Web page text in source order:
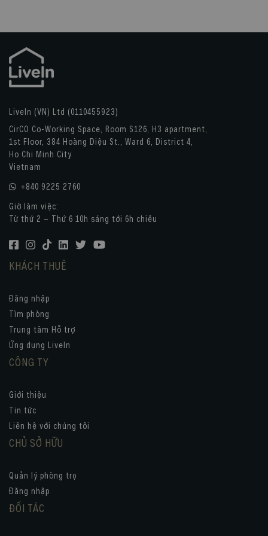
LiveIn (VN) Ltd (0110455923)
CirCO Co-Working Space, Room S126, H3 apartment,
1st Floor, 384 Hoàng Diệu St., Ward 6, District 4,
Ho Chi Minh City
Vietnam
+840 9225 2760
Giờ làm việc:
Từ thứ 2 – Thứ 6 10h sáng tới 6h chiều
KHÁCH THUÊ
Đăng nhập
Tìm phòng
Trung tâm Hỗ trợ
Ứng dụng LiveIn
CÔNG TY
Giới thiệu
Tin tức
Liên hệ với chúng tôi
CHỦ SỞ HỮU
Quản lý phòng trọ
Đăng nhập
ĐỐI TÁC